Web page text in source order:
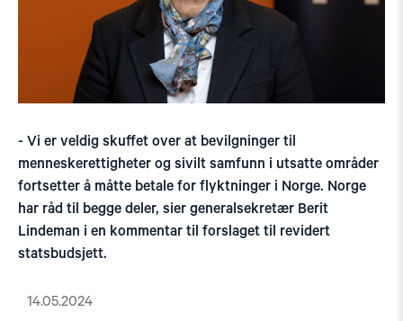
- Vi er veldig skuffet over at bevilgninger til
menneskerettigheter og sivilt samfunn i utsatte områder
fortsetter å måtte betale for flyktninger i Norge. Norge
har råd til begge deler, sier generalsekretær Berit
Lindeman i en kommentar til forslaget til revidert
statsbudsjett.
14.05.2024